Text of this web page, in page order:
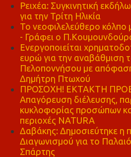
Ρειχέα: Συγκινητική
για την Τρίτη Ηλικία
Το νεοφιλελεύθερο
- Γράφει ο
Ενεργοποιείται
ευρώ για την αναβάθμιση
Πελοποννήσου με
Δημήτρη Πτωχού
ΠΡΟΣΟΧΗ! ΕΚΤΑΚΤΗ
Απαγόρευση διέλευσης,
κυκλοφορίας προσώπων
περιοχές NATURA
Δαβάκης: Δημοσιεύτηκε η
Διαγωνισμού για το
Σπάρτης